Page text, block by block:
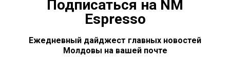
Подписаться на NM
Espresso
Ежедневный дайджест главных новостей
Молдовы на вашей почте